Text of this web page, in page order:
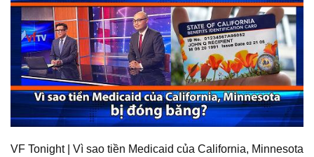
VF Tonight | Vì sao tiền Medicaid của California, Minnesota